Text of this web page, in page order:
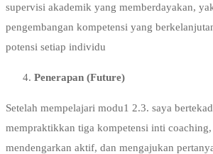
supervisi akademik yang memberdayakan,
pengembangan kompetensi yang
potensi setiap individu
Penerapan (Future)
Setelah mempelajari modu1 2.3. saya
mempraktikkan tiga kompetensi inti coaching,
mendengarkan aktif, dan mengajukan